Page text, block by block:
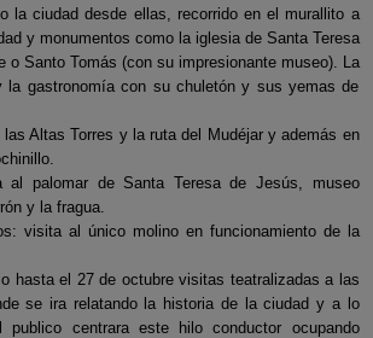
la ciudad desde ellas, recorrido en el murallito a
y monumentos como la iglesia de Santa Teresa
o Santo Tomás (con su impresionante museo). La
la gastronomía con su chuletón y sus yemas de
Altas Torres y la ruta del Mudéjar y además en
al palomar de Santa Teresa de Jesús, museo
y la fragua.
visita al único molino en funcionamiento de la
hasta el 27 de octubre visitas teatralizadas a las
se ira relatando la historia de la ciudad y a lo
publico centrara este hilo conductor ocupando